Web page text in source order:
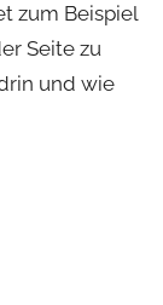
zum Beispiel
Seite zu
und wie